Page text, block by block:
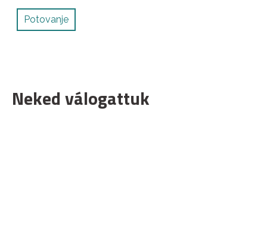
Potovanje
Neked válogattuk